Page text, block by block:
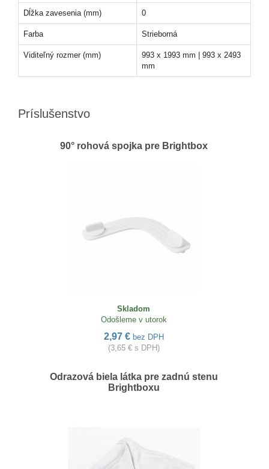
Dĺžka zavesenia (mm) 0
Farba Strieborná
Viditeľný rozmer (mm)
993 x 1993 mm | 993 x 2493
mm
Príslušenstvo
90° rohová spojka pre Brightbox
Skladom
Odošleme v utorok
2,97 € bez DPH
(3,65 € s DPH)
Odrazová biela látka pre zadnú stenu
Brightboxu